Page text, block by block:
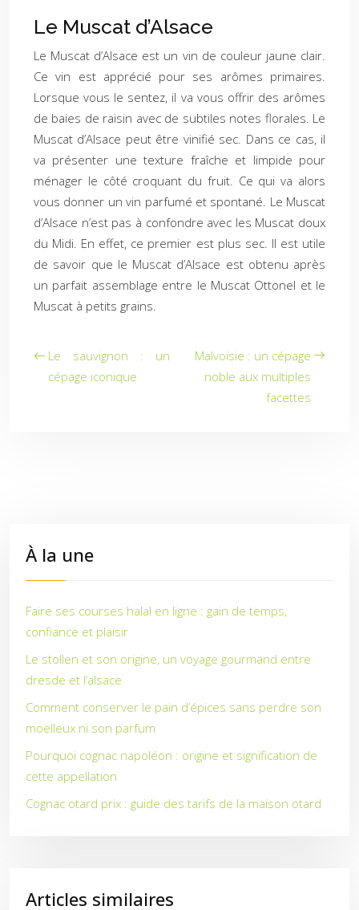
Le Muscat d’Alsace
Le Muscat d’Alsace est un vin de couleur jaune clair.
Ce vin est apprécié pour ses arômes primaires.
Lorsque vous le sentez, il va vous offrir des arômes
de baies de raisin avec de subtiles notes florales. Le
Muscat d’Alsace peut être vinifié sec. Dans ce cas, il
va présenter une texture fraîche et limpide pour
ménager le côté croquant du fruit. Ce qui va alors
vous donner un vin parfumé et spontané. Le Muscat
d’Alsace n’est pas à confondre avec les Muscat doux
du Midi. En effet, ce premier est plus sec. Il est utile
de savoir que le Muscat d’Alsace est obtenu après
un parfait assemblage entre le Muscat Ottonel et le
Muscat à petits grains.
Le sauvignon : un
cépage iconique
Malvoisie : un cépage
noble aux multiples
facettes
À la une
Faire ses courses halal en ligne : gain de temps,
confiance et plaisir
Le stollen et son origine, un voyage gourmand entre
dresde et l’alsace
Comment conserver le pain d’épices sans perdre son
moelleux ni son parfum
Pourquoi cognac napoléon : origine et signification de
cette appellation
Cognac otard prix : guide des tarifs de la maison otard
Articles similaires